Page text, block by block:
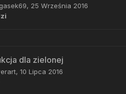
, 25 Września 2016
dla zielonej
, 10 Lipca 2016